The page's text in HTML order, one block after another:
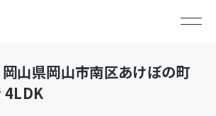
岡山県岡山市南区あけぼの町
4LDK